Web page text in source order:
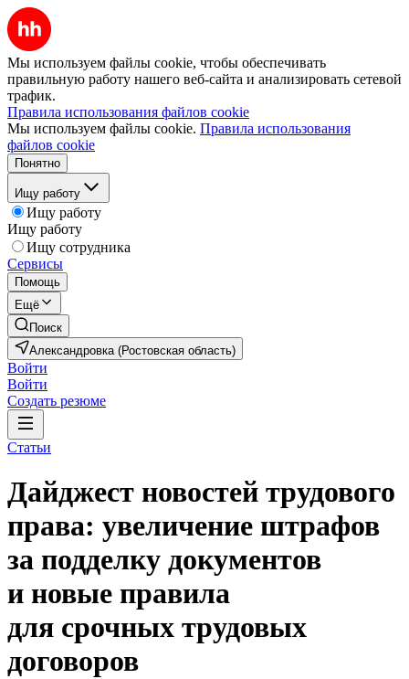
Мы используем файлы cookie, чтобы обеспечивать
правильную работу нашего веб-сайта и анализировать сетевой
трафик.
Правила использования файлов cookie
Мы используем файлы cookie. Правила использования
файлов cookie
Понятно
Ищу работу
Ищу работу
Ищу работу
Ищу сотрудника
Сервисы
Помощь
Ещё
Поиск
Александровка (Ростовская область)
Войти
Войти
Создать резюме
Статьи
Дайджест новостей трудового
права: увеличение штрафов
за подделку документов
и новые правила
для срочных трудовых
договоров